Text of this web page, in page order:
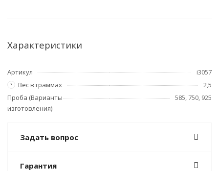
Характеристики
Артикул i3057
? Вес в граммах
2,5
Проба (Варианты
изготовления)
585, 750, 925
Задать вопрос
Гарантия